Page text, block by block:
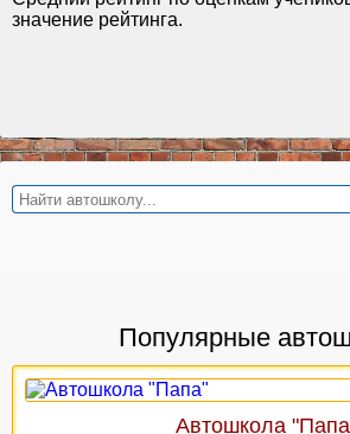
значение рейтинга.
Популярные
Автошкола